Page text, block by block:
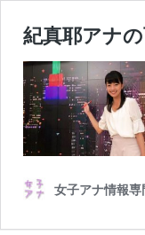
紀真耶アナ
女子アナ情報専